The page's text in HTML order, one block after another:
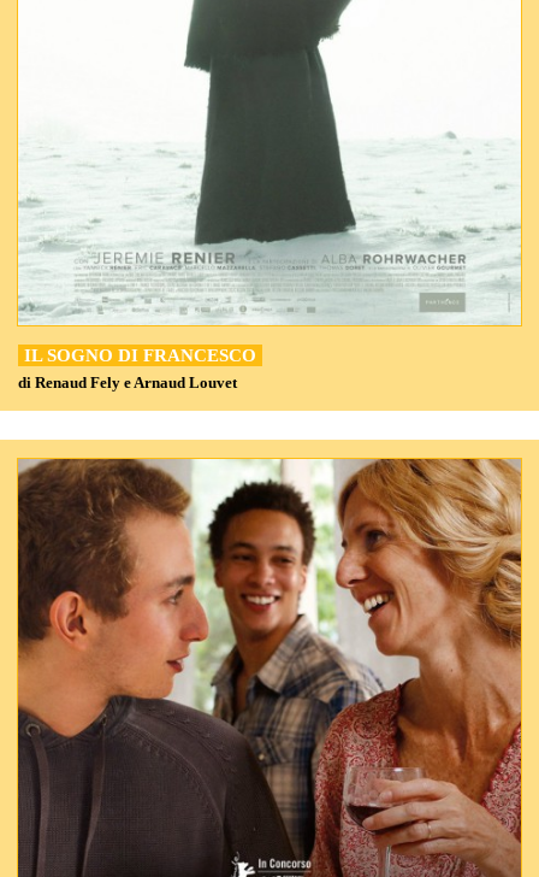
IL SOGNO DI FRANCESCO
di Renaud Fely e Arnaud Louvet